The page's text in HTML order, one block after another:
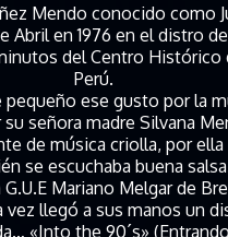
Mendo conocido como
Abril en 1976 en el distro
del Centro Histórico
Perú.
pequeño ese gusto por la
señora madre Silvana
de música criolla, por ella
se escuchaba buena
Mariano Melgar de
vez llegó a sus manos un
«Into the 90´s»